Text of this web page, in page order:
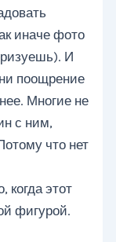
иначе фото
И
поощрение
Многие не
с ним,
что нет
когда этот
фигурой.